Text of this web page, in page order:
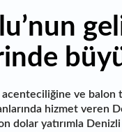
ve balon
hizmet veren
dolar yatırımla Denizli